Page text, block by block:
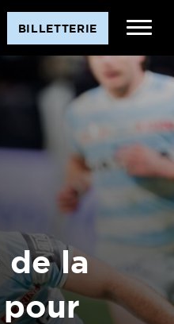
BILLETTERIE
de la